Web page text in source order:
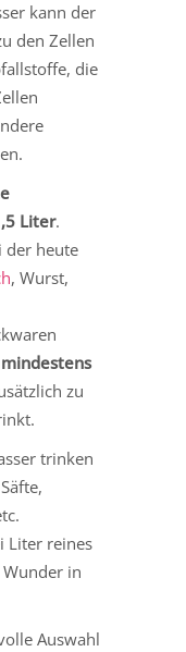
kann der
den Zellen
die
Liter.
der heute
, Wurst,
mindestens
zu
trinken
Liter reines
in
Auswahl